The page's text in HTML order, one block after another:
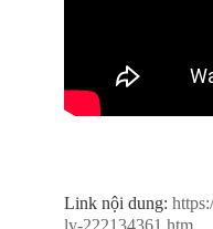
Link nội dung:
ly-222134361.htm